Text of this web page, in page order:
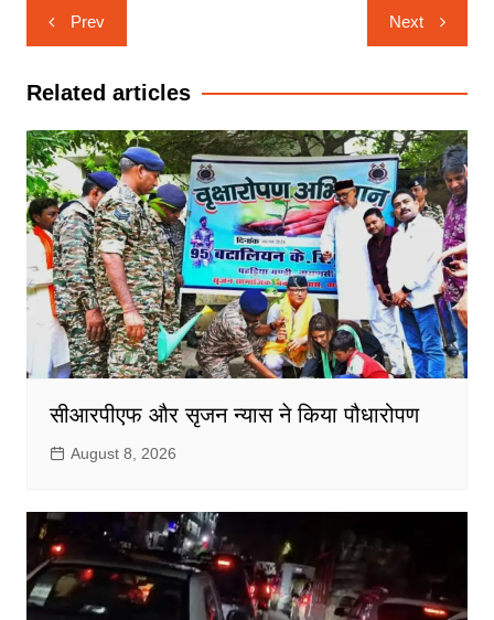
Post
navigation
Prev Next
Related articles
सीआरपीएफ और सृजन न्यास ने किया पौधारोपण
August 8, 2026